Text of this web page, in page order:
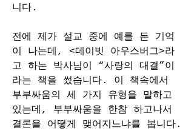
니다.
전에 제가 설교 중에 예를 든 기억
이 나는데, <데이빗 아우스버그>라
고 하는 박사님이 “사랑의 대결”이
라는 책을 썼습니다. 이 책속에서
부부싸움의 세 가지 유형을 말하고
있는데, 부부싸움을 한참 하고나서
결론을 어떻게 맺어지느냐를 봅니다.